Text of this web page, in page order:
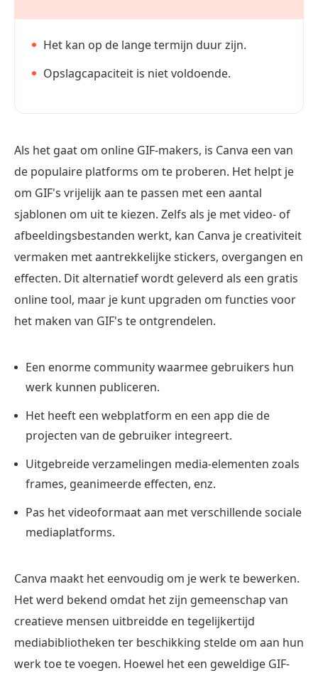
Het kan op de lange termijn duur zijn.
Opslagcapaciteit is niet voldoende.
Als het gaat om online GIF-makers, is Canva een van
de populaire platforms om te proberen. Het helpt je
om GIF's vrijelijk aan te passen met een aantal
sjablonen om uit te kiezen. Zelfs als je met video- of
afbeeldingsbestanden werkt, kan Canva je creativiteit
vermaken met aantrekkelijke stickers, overgangen en
effecten. Dit alternatief wordt geleverd als een gratis
online tool, maar je kunt upgraden om functies voor
het maken van GIF's te ontgrendelen.
Een enorme community waarmee gebruikers hun
werk kunnen publiceren.
Het heeft een webplatform en een app die de
projecten van de gebruiker integreert.
Uitgebreide verzamelingen media-elementen zoals
frames, geanimeerde effecten, enz.
Pas het videoformaat aan met verschillende sociale
mediaplatforms.
Canva maakt het eenvoudig om je werk te bewerken.
Het werd bekend omdat het zijn gemeenschap van
creatieve mensen uitbreidde en tegelijkertijd
mediabibliotheken ter beschikking stelde om aan hun
werk toe te voegen. Hoewel het een geweldige GIF-